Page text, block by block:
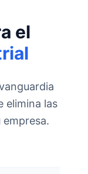
el
elimina las